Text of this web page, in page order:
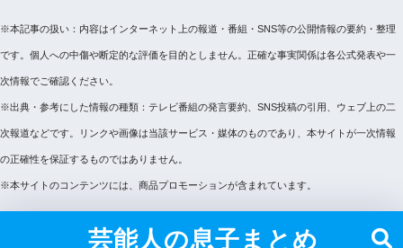
※本記事の扱い：内容はインターネット上の報道・番組・SNS等の公開情報の要約・整理
です。個人への中傷や断定的な評価を目的としません。正確な事実関係は各公式発表や一
次情報でご確認ください。
※出典・参考にした情報の種類：テレビ番組の発言要約、SNS投稿の引用、ウェブ上の二
次報道などです。リンクや画像は当該サービス・媒体のものであり、本サイトが一次情報
の正確性を保証するものではありません。
※本サイトのコンテンツには、商品プロモーションが含まれています。
芸能人の息子まとめ